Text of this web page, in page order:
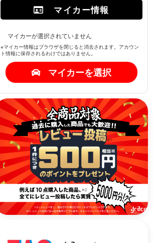
マイカー情報
マイカーが選択されていません
※マイカー情報はブラウザを閉じると消去されます。アカウン
ト情報に保存されるわけではありません。
マイカーを選択